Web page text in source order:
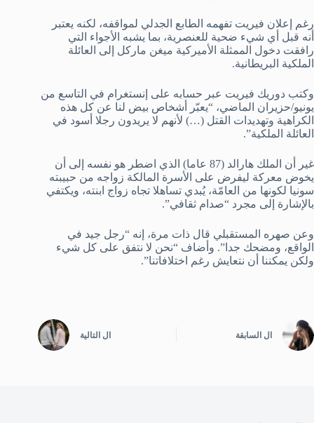
رغم إعلان فيريت تفهمه الطابع الجدلي لمواقفه، لكنه يعتبر
أنه قبل أي شيء ضحية للعنصرية، بما يشبه الأجواء التي
رافقت دخول الممثلة الأميركية ميغن ماركل إلى العائلة
الملكية البريطانية.
وكتب دوريك فيريت عبر حسابه على إنستغرام في التاسع من
يونيو/حزيران الماضي، “يعبّر أشخاص بيض لنا عن كل هذه
الكراهية وتهديدات القتل (…) لأنهم لا يريدون رجلا أسود في
العائلة الملكية”.
غير أن الملك هارالد (87 عاما) الذي اضطر هو نفسه إلى أن
يخوض معركة ليفرض على الأسرة المالكة زواجه من حبيبته
سونيا لكونها من العامّة، يُبدي تساهلا تجاه زواج ابنته، ويكتفي
بالإشارة إلى مجرد “صدام ثقافي”.
وعن صهره المستقبلي قال ذات مرة، إنه “رجل جيد في
الواقع، ومضحك جدا”. وأضاف “نحن لا نتفق على كل شيء
ولكن يمكننا أن نتعايش رغم اختلافاتنا”.
ال السابقة ال التالية